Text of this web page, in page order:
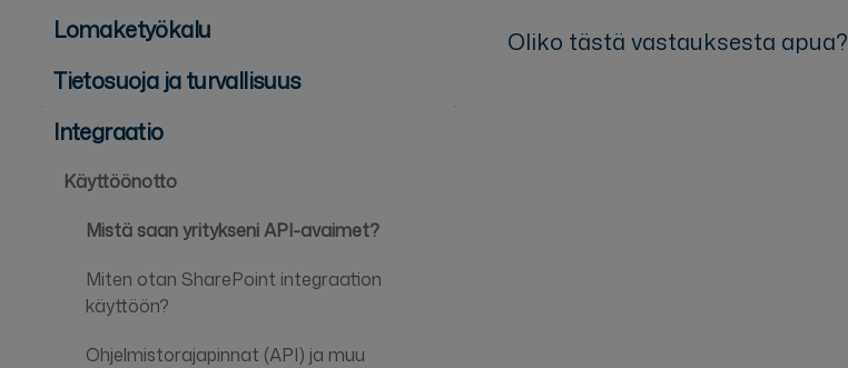
Lomaketyökalu
Tietosuoja ja turvallisuus
Integraatio
Käyttöönotto
Mistä saan yritykseni API-avaimet?
Miten otan SharePoint integraation
käyttöön?
Ohjelmistorajapinnat (API) ja muu
Oliko tästä vastauksesta apua?